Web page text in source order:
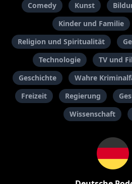
Comedy Kunst
Kinder und Familie
Religion und Spiritualität
Technologie
TV und
Geschichte
Wahre
Freizeit
Regierung
Wissenschaft